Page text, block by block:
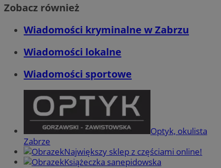
Zobacz również
Wiadomości kryminalne w Zabrzu
Wiadomości lokalne
Wiadomości sportowe
Optyk, okulista
Zabrze
Największy sklep z częściami online!
Książeczka sanepidowska